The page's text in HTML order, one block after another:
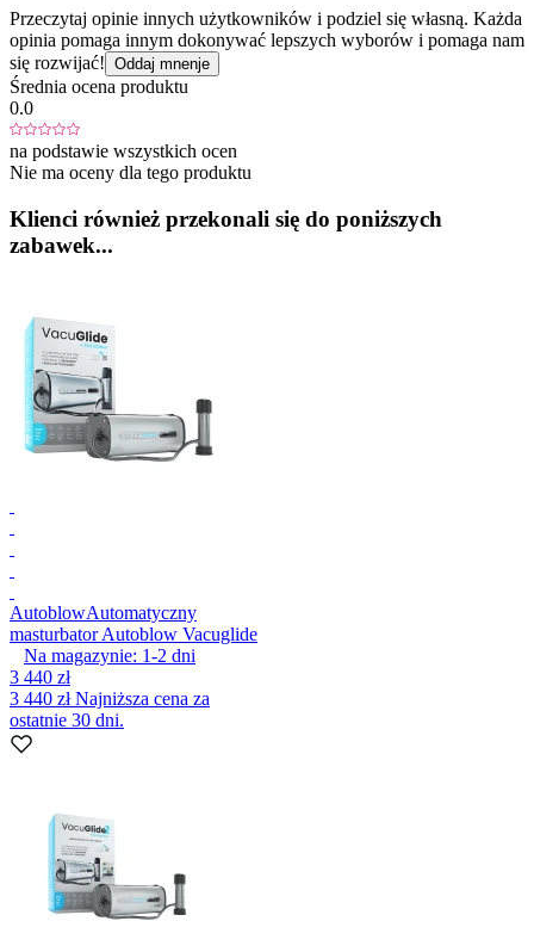
Przeczytaj opinie innych użytkowników i podziel się własną. Każda
opinia pomaga innym dokonywać lepszych wyborów i pomaga nam
się rozwijać! Oddaj mnenje
Średnia ocena produktu
0.0
na podstawie wszystkich ocen
Nie ma oceny dla tego produktu
Klienci również przekonali się do poniższych
zabawek...
AutoblowAutomatyczny
masturbator Autoblow Vacuglide
Na magazynie: 1-2 dni
3 440 zł
3 440 złNajniższa cena za
ostatnie 30 dni.